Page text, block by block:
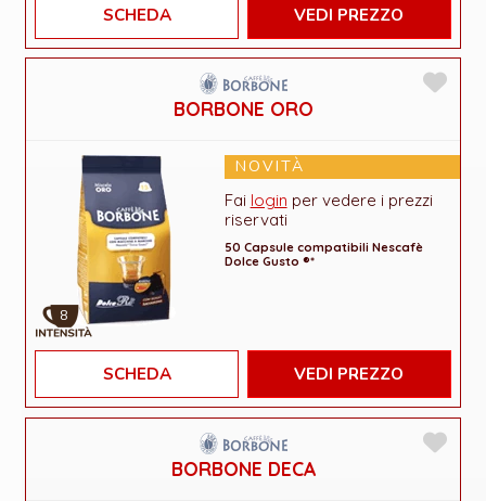
SCHEDA VEDI PREZZO
BORBONE ORO
8
NOVITÀ
Fai login per vedere i prezzi
riservati
50 Capsule compatibili Nescafè
Dolce Gusto ®*
SCHEDA VEDI PREZZO
BORBONE DECA